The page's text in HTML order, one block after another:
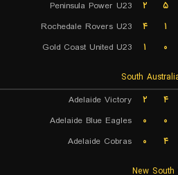
۵ ۲
Peninsula Power U23
۱ ۴
Rochedale Rovers U23
۰ ۱ Gold Coast United U23
۴ ۲
Adelaide Victory
۰ ۰
Adelaide Blue Eagles
۴ ۰ Adelaide Cobras